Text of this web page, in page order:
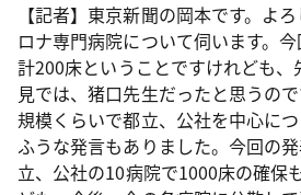
【記者】東京新聞の岡本です。よ
ロナ専門病院について伺います。
計200床ということですけれども
見では、猪口先生だったと思うの
規模くらいで都立、公社を中心に
ふうな発言もありました。今回の
立、公社の10病院で1000床の確保